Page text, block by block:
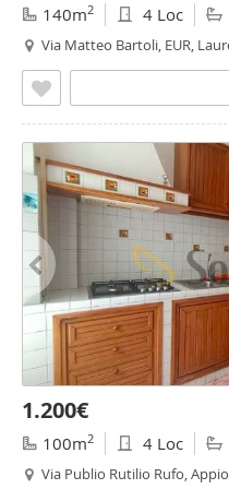
140m2 4 Loc
Via Matteo Bartoli, EUR,
1.200€
100m2 4 Loc
Via Publio Rutilio Rufo,